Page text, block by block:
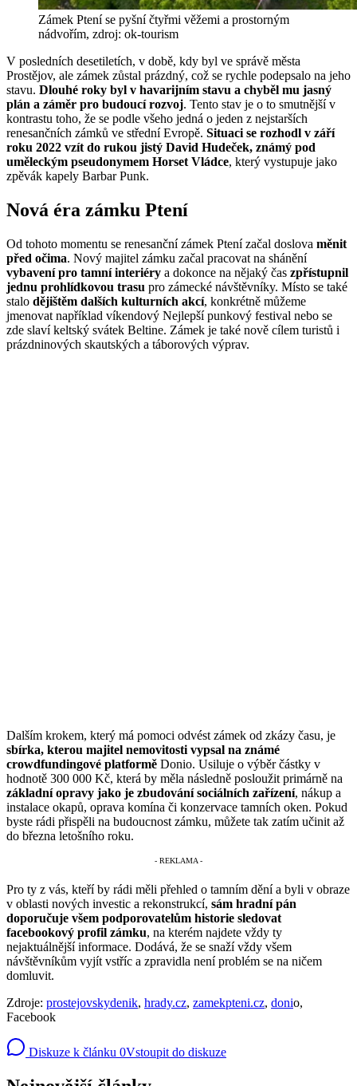
Zámek Ptení se pyšní čtyřmi věžemi a prostorným
nádvořím, zdroj: ok-tourism
V posledních desetiletích, v době, kdy byl ve správě města
Prostějov, ale zámek zůstal prázdný, což se rychle podepsalo na jeho
stavu. Dlouhé roky byl v havarijním stavu a chyběl mu jasný
plán a záměr pro budoucí rozvoj. Tento stav je o to smutnější v
kontrastu toho, že se podle všeho jedná o jeden z nejstarších
renesančních zámků ve střední Evropě. Situaci se rozhodl v září
roku 2022 vzít do rukou jistý David Hudeček, známý pod
uměleckým pseudonymem Horset Vládce, který vystupuje jako
zpěvák kapely Barbar Punk.
Nová éra zámku Ptení
Od tohoto momentu se renesanční zámek Ptení začal doslova měnit
před očima. Nový majitel zámku začal pracovat na shánění
vybavení pro tamní interiéry a dokonce na nějaký čas zpřístupnil
jednu prohlídkovou trasu pro zámecké návštěvníky. Místo se také
stalo dějištěm dalších kulturních akcí, konkrétně můžeme
jmenovat například víkendový Nejlepší punkový festival nebo se
zde slaví keltský svátek Beltine. Zámek je také nově cílem turistů i
prázdninových skautských a táborových výprav.
Dalším krokem, který má pomoci odvést zámek od zkázy času, je
sbírka, kterou majitel nemovitosti vypsal na známé
crowdfundingové platformě Donio. Usiluje o výběr částky v
hodnotě 300 000 Kč, která by měla následně posloužit primárně na
základní opravy jako je zbudování sociálních zařízení, nákup a
instalace okapů, oprava komína či konzervace tamních oken. Pokud
byste rádi přispěli na budoucnost zámku, můžete tak zatím učinit až
do března letošního roku.
Pro ty z vás, kteří by rádi měli přehled o tamním dění a byli v obraze
v oblasti nových investic a rekonstrukcí, sám hradní pán
doporučuje všem podporovatelům historie sledovat
facebookový profil zámku, na kterém najdete vždy ty
nejaktuálnější informace. Dodává, že se snaží vždy všem
návštěvníkům vyjít vstříc a zpravidla není problém se na ničem
domluvit.
Zdroje: prostejovskydenik, hrady.cz, zamekpteni.cz, donio,
Facebook
Diskuze k článku 0Vstoupit do diskuze